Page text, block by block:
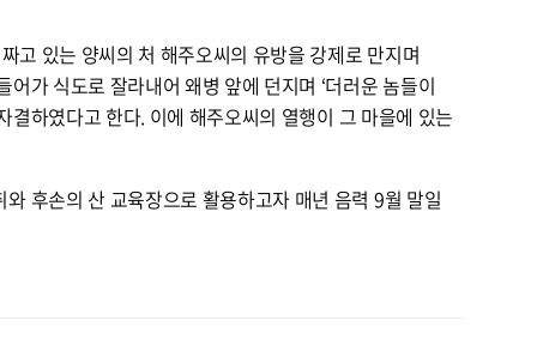
고 있는 양씨의 처 해주오씨의 유방을 강제로 만지며
가 식도로 잘라내어 왜병 앞에 던지며 ‘더러운 놈들이
하였다고 한다. 이에 해주오씨의 열행이 그 마을에 있는
후손의 산 교육장으로 활용하고자 매년 음력 9월 말일